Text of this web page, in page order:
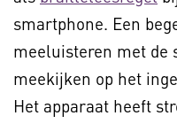
smartphone. Een
meeluisteren met de
meekijken op het
Het apparaat heeft